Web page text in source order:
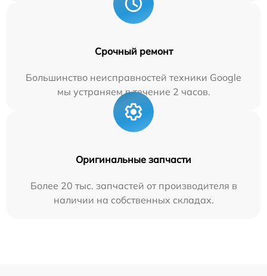
Срочный ремонт
Большинство неисправностей техники Google
мы устраняем в течение 2 часов.
Оригинальные запчасти
Более 20 тыс. запчастей от производителя в
наличии на собственных складах.